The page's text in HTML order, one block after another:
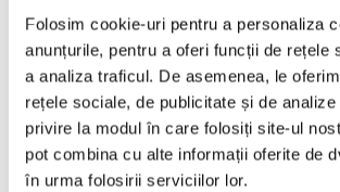
Folosim cookie-uri pentru a personaliza
anunțurile, pentru a oferi funcții de rețele
a analiza traficul. De asemenea, le
rețele sociale, de publicitate și de
privire la modul în care folosiți site-ul
pot combina cu alte informații oferite de
în urma folosirii serviciilor lor.
Top 10 tinute preferate, purtate de celebritati
editie a galei Critics’ Choice Movie Awards....
Cu paiete
IANUARIE 14, 2016